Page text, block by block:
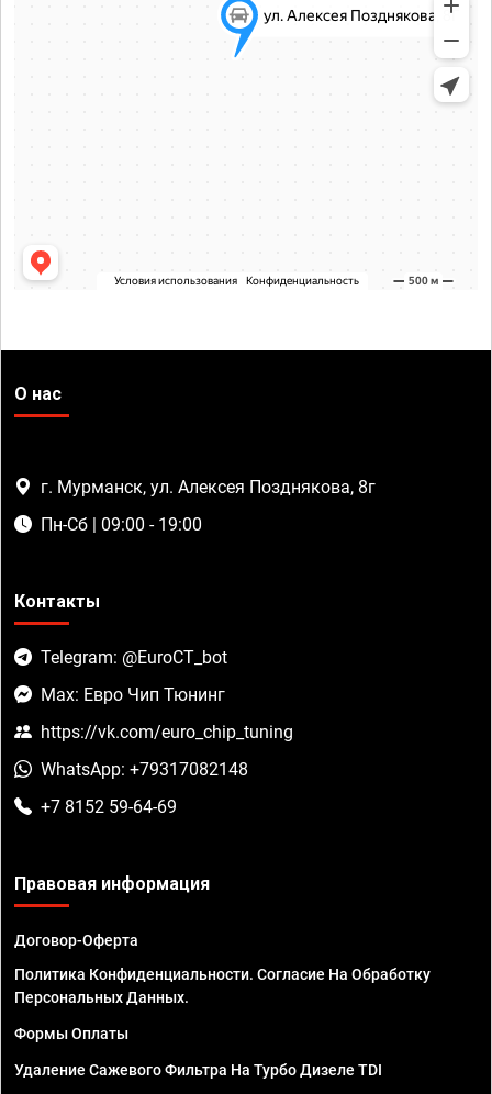
О нас
г. Мурманск, ул. Алексея Позднякова, 8г
Пн-Сб | 09:00 - 19:00
Контакты
Telegram: @EuroCT_bot
Max: Евро Чип Тюнинг
https://vk.com/euro_chip_tuning
WhatsApp: +79317082148
+7 8152 59-64-69
Правовая информация
Договор-Оферта
Политика Конфиденциальности. Согласие На Обработку
Персональных Данных.
Формы Оплаты
Удаление Сажевого Фильтра На Турбо Дизеле TDI